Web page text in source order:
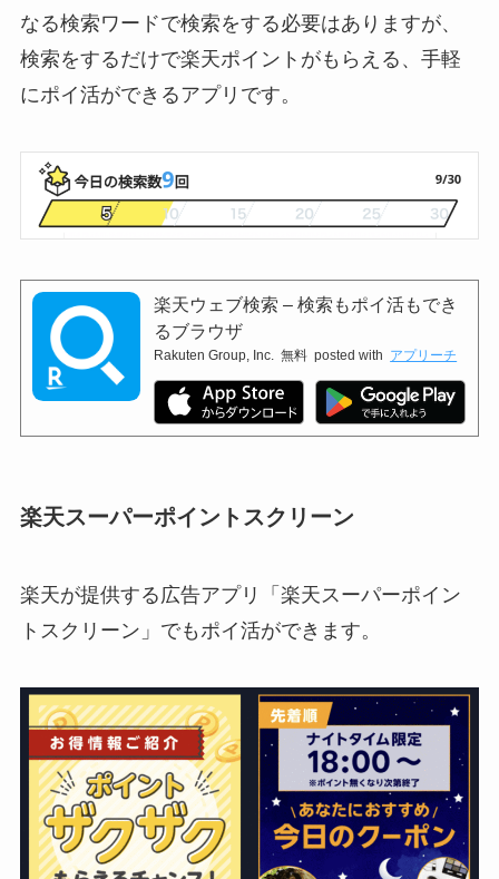
なる検索ワードで検索をする必要はありますが、
検索をするだけで楽天ポイントがもらえる、手軽
にポイ活ができるアプリです。
楽天ウェブ検索 – 検索もポイ活もでき
るブラウザ
Rakuten Group, Inc. 無料 posted with アプリーチ
楽天スーパーポイントスクリーン
楽天が提供する広告アプリ「楽天スーパーポイン
トスクリーン」でもポイ活ができます。